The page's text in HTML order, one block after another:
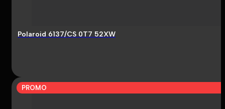
Polaroid 6137/CS 0T7 52XW
PROMO